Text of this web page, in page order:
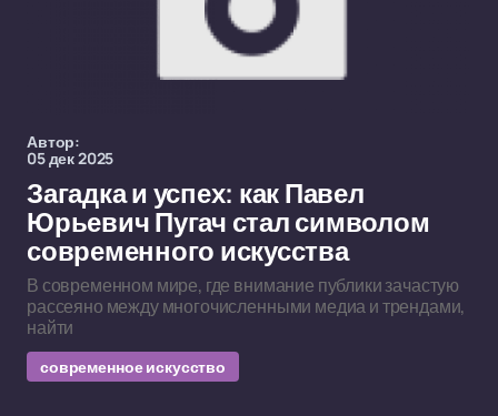
Автор:
05 дек 2025
Загадка и успех: как Павел
Юрьевич Пугач стал символом
современного искусства
В современном мире, где внимание публики зачастую
рассеяно между многочисленными медиа и трендами,
найти
современное искусство